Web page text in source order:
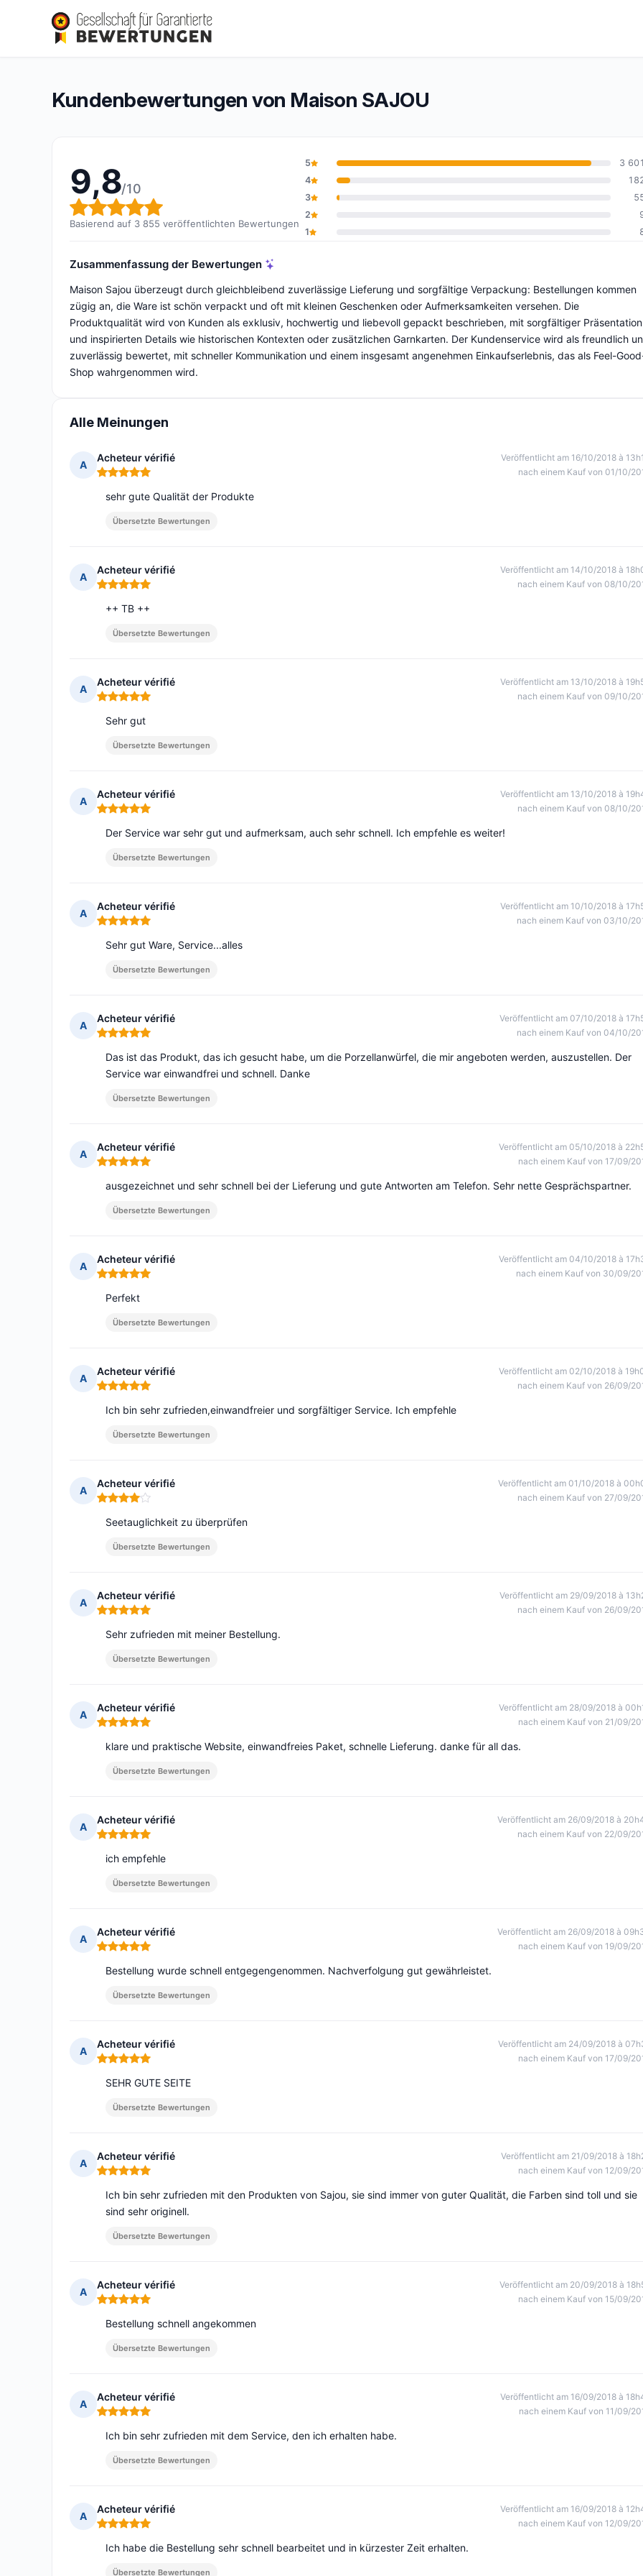
Maison SAJOU
Gesamtbewertung: 9,8 von 10
9,8/10(3 855 Bewertungen)
Kundenbewertungen von Maison SAJOU
9,8/10
Gesamtbewertung: 9,8 von 10
Basierend auf 3 855 veröffentlichten Bewertungen
5
3 601
4
3
2
1
Zusammenfassung der Bewertungen
Maison Sajou überzeugt durch gleichbleibend zuverlässige Lieferung und sorgfältige Verpackung: Bestellungen kommen
zügig an, die Ware ist schön verpackt und oft mit kleinen Geschenken oder Aufmerksamkeiten versehen. Die
Produktqualität wird von Kunden als exklusiv, hochwertig und liebevoll gepackt beschrieben, mit sorgfältiger Präsentation
und inspirierten Details wie historischen Kontexten oder zusätzlichen Garnkarten. Der Kundenservice wird als freundlich
zuverlässig bewertet, mit schneller Kommunikation und einem insgesamt angenehmen Einkaufserlebnis, das als Feel-
Shop wahrgenommen wird.
Alle Meinungen
A
Acheteur vérifié
Hinweis: 5 von 5
Veröffentlicht am 16/10/2018 à
nach einem Kauf von 01/10/
sehr gute Qualität der Produkte
Übersetzte Bewertungen
A
Acheteur vérifié
Hinweis: 5 von 5
Veröffentlicht am 14/10/2018 à
nach einem Kauf von 08/10/
++ TB ++
Übersetzte Bewertungen
A
Acheteur vérifié
Hinweis: 5 von 5
Veröffentlicht am 13/10/2018 à
nach einem Kauf von 09/10/
Sehr gut
Übersetzte Bewertungen
A
Acheteur vérifié
Hinweis: 5 von 5
Veröffentlicht am 13/10/2018 à
nach einem Kauf von 08/10/
Der Service war sehr gut und aufmerksam, auch sehr schnell. Ich empfehle es weiter!
Übersetzte Bewertungen
A
Acheteur vérifié
Hinweis: 5 von 5
Veröffentlicht am 10/10/2018 à
nach einem Kauf von 03/10/
Sehr gut Ware, Service...alles
Übersetzte Bewertungen
A
Acheteur vérifié
Hinweis: 5 von 5
Veröffentlicht am 07/10/2018 à
nach einem Kauf von 04/10/
Das ist das Produkt, das ich gesucht habe, um die Porzellanwürfel, die mir angeboten werden, auszustellen. Der
Service war einwandfrei und schnell. Danke
Übersetzte Bewertungen
A
Acheteur vérifié
Hinweis: 5 von 5
Veröffentlicht am 05/10/2018 à
nach einem Kauf von 17/09/
ausgezeichnet und sehr schnell bei der Lieferung und gute Antworten am Telefon. Sehr nette Gesprächspartner.
Übersetzte Bewertungen
A
Acheteur vérifié
Hinweis: 5 von 5
Veröffentlicht am 04/10/2018 à
nach einem Kauf von 30/09/
Perfekt
Übersetzte Bewertungen
A
Acheteur vérifié
Hinweis: 5 von 5
Veröffentlicht am 02/10/2018 à
nach einem Kauf von 26/09/
Ich bin sehr zufrieden,einwandfreier und sorgfältiger Service. Ich empfehle
Übersetzte Bewertungen
A
Acheteur vérifié
Hinweis: 4 von 5
Veröffentlicht am 01/10/2018 à
nach einem Kauf von 27/09/
Seetauglichkeit zu überprüfen
Übersetzte Bewertungen
A
Acheteur vérifié
Hinweis: 5 von 5
Veröffentlicht am 29/09/2018 à
nach einem Kauf von 26/09/
Sehr zufrieden mit meiner Bestellung.
Übersetzte Bewertungen
A
Acheteur vérifié
Hinweis: 5 von 5
Veröffentlicht am 28/09/2018 à
nach einem Kauf von 21/09/
klare und praktische Website, einwandfreies Paket, schnelle Lieferung. danke für all das.
Übersetzte Bewertungen
A
Acheteur vérifié
Hinweis: 5 von 5
Veröffentlicht am 26/09/2018 à
nach einem Kauf von 22/09/
ich empfehle
Übersetzte Bewertungen
A
Acheteur vérifié
Hinweis: 5 von 5
Veröffentlicht am 26/09/2018 à
nach einem Kauf von 19/09/
Bestellung wurde schnell entgegengenommen. Nachverfolgung gut gewährleistet.
Übersetzte Bewertungen
A
Acheteur vérifié
Hinweis: 5 von 5
Veröffentlicht am 24/09/2018 à
nach einem Kauf von 17/09/
SEHR GUTE SEITE
Übersetzte Bewertungen
A
Acheteur vérifié
Hinweis: 5 von 5
Veröffentlicht am 21/09/2018 à
nach einem Kauf von 12/09/
Ich bin sehr zufrieden mit den Produkten von Sajou, sie sind immer von guter Qualität, die Farben sind toll und sie
sind sehr originell.
Übersetzte Bewertungen
A
Acheteur vérifié
Hinweis: 5 von 5
Veröffentlicht am 20/09/2018 à
nach einem Kauf von 15/09/
Bestellung schnell angekommen
Übersetzte Bewertungen
A
Acheteur vérifié
Hinweis: 5 von 5
Veröffentlicht am 16/09/2018 à
nach einem Kauf von 11/09/
Ich bin sehr zufrieden mit dem Service, den ich erhalten habe.
Übersetzte Bewertungen
A
Acheteur vérifié
Hinweis: 5 von 5
Veröffentlicht am 16/09/2018 à
nach einem Kauf von 12/09/
Ich habe die Bestellung sehr schnell bearbeitet und in kürzester Zeit erhalten.
Übersetzte Bewertungen